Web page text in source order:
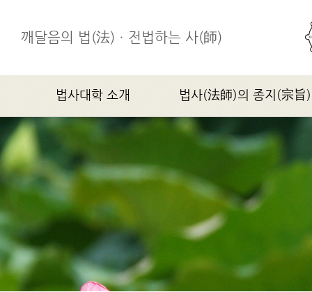
깨달음의 법(法)ㆍ전법하는 사(師)
법사대학 소개
법사대학소개
연혁
찾아오시는 길
법사(法師)의 종지(宗旨)
법사(法師)의 종지(宗旨)